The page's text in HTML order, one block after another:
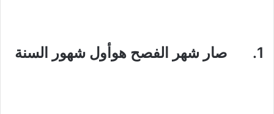
1. صار شهر الفصح هوأول شهور السنة